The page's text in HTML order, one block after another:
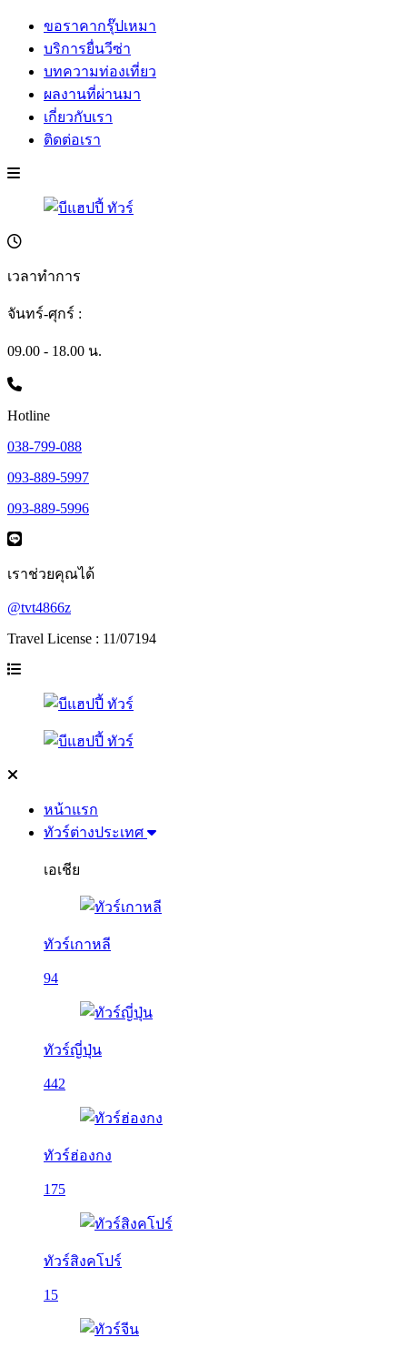
ขอราคากรุ๊ปเหมา
บริการยื่นวีซ่า
บทความท่องเที่ยว
ผลงานที่ผ่านมา
เกี่ยวกับเรา
ติดต่อเรา
เวลาทำการ
จันทร์-ศุกร์ :
09.00 - 18.00 น.
Hotline
038-799-088
093-889-5997
093-889-5996
เราช่วยคุณได้
@tvt4866z
Travel License : 11/07194
หน้าแรก
ทัวร์ต่างประเทศ
เอเชีย
ทัวร์เกาหลี
94
ทัวร์ญี่ปุ่น
442
ทัวร์ฮ่องกง
175
ทัวร์สิงคโปร์
15